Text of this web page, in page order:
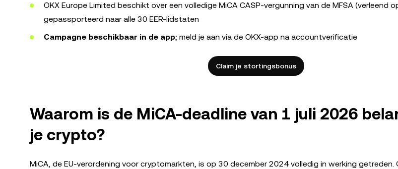
OKX Europe Limited beschikt over een volledige MiCA CASP-vergunning van de MFSA (verleend
gepassporteerd naar alle 30 EER-lidstaten
Campagne beschikbaar in de app; meld je aan via de OKX-app na accountverificatie
Claim je stortingsbonus
Waarom is de MiCA-deadline van 1 juli 2026
je crypto?
MiCA, de EU-verordening voor cryptomarkten, is op 30 december 2024 volledig in werking getreden.